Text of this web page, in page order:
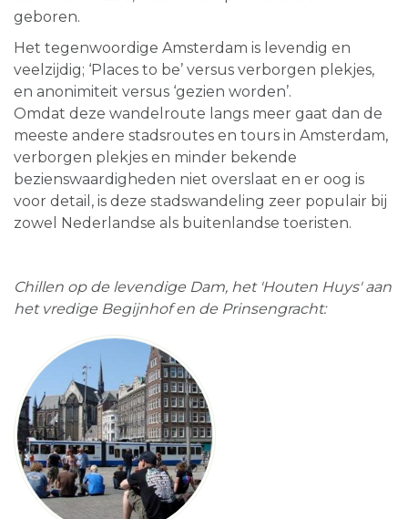
geboren.
Het tegenwoordige Amsterdam is levendig en
veelzijdig; ‘Places to be’ versus verborgen plekjes,
en anonimiteit versus ‘gezien worden’.
Omdat deze wandelroute langs meer gaat dan de
meeste andere stadsroutes en tours in Amsterdam,
verborgen plekjes en minder bekende
bezienswaardigheden niet overslaat en er oog is
voor detail, is deze stadswandeling zeer populair bij
zowel Nederlandse als buitenlandse toeristen.
Chillen op de levendige Dam, het 'Houten Huys' aan
het vredige Begijnhof en de Prinsengracht: